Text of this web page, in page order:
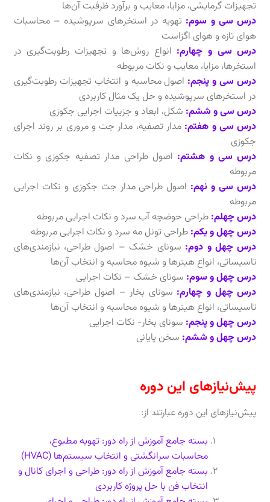
تجهیزات گرمایشی، مزایا، معایب و برآورد ظرفیت آن‌ها
درس سی و سوم: تهویه در استخرهای سرپوشیده – محاسبات
هوای تازه و هوای اگزاست
درس سی و چهارم: انواع روش‌ها و تجهیزات رطوبت‌گیری در
استخرها، مزایا، معایب و نکات مربوطه
درس سی و پنجم: اصول محاسبه و انتخاب تجهیزات رطوبت‌گیری
در استخرهای سرپوشیده و حل یک مثال کاربردی
درس سی و ششم: شکل، ابعاد و جزییات اجرایی جکوزی
درس سی و هفتم: مدار تصفیه، مدار جت و مروری بر روند اجرای
جکوزی
درس سی و هشتم: اصول طراحی مدار تصفیه جکوزی و نکات
مربوطه
درس سی و نهم: اصول طراحی مدار جت جکوزی و نکات اجرایی
مربوطه
درس چهلم: طراحی حوضچه آب سرد و نکات اجرایی مربوطه
درس چهل و یکم: طراحی تونل مه سرد و نکات اجرایی مربوطه
درس چهل و دوم: سونای خشک – اصول طراحی، نیازمندی‌های
تاسیساتی، انواع هیترها و شیوه محاسبه و انتخاب آن‌ها
درس چهل و سوم: سونای خشک – نکات اجرایی
درس چهل و چهارم: سونای بخار – اصول طراحی، نیازمندی‌های
تاسیساتی، انواع هیترها و شیوه محاسبه و انتخاب آن‌ها
درس چهل و پنجم: سونای بخار- نکات اجرایی
درس چهل و ششم: سخن پایانی
پیش‌نیازهای این دوره
پیش‌نیاز‌های این دوره عبارتند از:
بسته جامع آموزش از راه دور: تهویه مطبوع،
محاسبات سرانگشتی و انتخاب سیستم‌ها (HVAC)
بسته جامع آموزش از راه دور: طراحی و اجرای کانال و
انتخاب فن با حل پروژه کاربردی